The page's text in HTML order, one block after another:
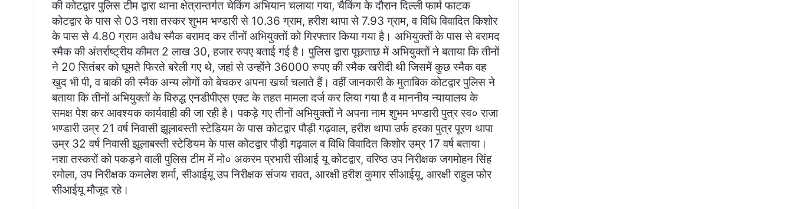
p
p
o
o
k
की कोटद्वार पुलिस टीम द्वारा थाना क्षेत्रान्तर्गत चेकिंग अभियान चलाया गया, चैकिंग के दौरान दिल्ली फार्म फाटक
कोटद्वार के पास से 03 नशा तस्कर शुभम भण्डारी से 10.36 ग्राम, हरीश थापा से 7.93 ग्राम, व विधि विवादित किशोर
के पास से 4.80 ग्राम अवैध स्मैक बरामद कर तीनों अभियुक्तों को गिरफ्तार किया गया है। अभियुक्तों के पास से बरामद
स्मैक की अंतर्राष्ट्रीय कीमत 2 लाख 30, हजार रुपए बताई गई है। पुलिस द्वारा पूछताछ में अभियुक्तों ने बताया कि तीनों
ने 20 सितंबर को घूमते फिरते बरेली गए थे, जहां से उन्होंने 36000 रुपए की स्मैक खरीदी थी जिसमें कुछ स्मैक वह
खुद भी पी, व बाकी की स्मैक अन्य लोगों को बेचकर अपना खर्चा चलाते हैं। वहीं जानकारी के मुताबिक कोटद्वार पुलिस ने
बताया कि तीनों अभियुक्तों के विरुद्ध एनडीपीएस एक्ट के तहत मामला दर्ज कर लिया गया है व माननीय न्यायालय के
समक्ष पेश कर आवश्यक कार्यवाही की जा रही है। पकड़े गए तीनों अभियुक्तों ने अपना नाम शुभम भण्डारी पुत्र स्व० राजा
भण्डारी उम्र 21 वर्ष निवासी झूलाबस्ती स्टेडियम के पास कोटद्वार पौड़ी गढ़वाल, हरीश थापा उर्फ हरका पुत्र पूरण थापा
उम्र 32 वर्ष निवासी झूलाबस्ती स्टेडियम के पास कोटद्वार पौड़ी गढ़वाल व विधि विवादित किशोर उम्र 17 वर्ष बताया।
नशा तस्करों को पकड़ने वाली पुलिस टीम में मो० अकरम प्रभारी सीआई यू कोटद्वार, वरिष्ठ उप निरीक्षक जगमोहन सिंह
रमोला, उप निरीक्षक कमलेश शर्मा, सीआईयू उप निरीक्षक संजय रावत, आरक्षी हरीश कुमार सीआईयू, आरक्षी राहुल फोर
सीआईयू मौजूद रहे।